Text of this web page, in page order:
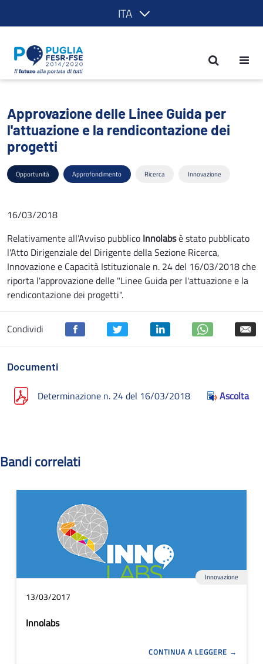
ITA
Approvazione delle Linee Guida per
Approvazione delle Linee Guida per
l'attuazione e la rendicontazione dei
progetti
Opportunità Approfondimento Ricerca Innovazione
16/03/2018
Relativamente all’Avviso pubblico Innolabsè stato pubblicato
l'Atto Dirigenziale del Dirigente della Sezione Ricerca,
Innovazione e Capacità Istituzionale n. 24 del 16/03/2018 che
riporta l'approvazione delle "Linee Guida per l'attuazione e la
rendicontazione dei progetti".
Condividi
Documenti
Determinazione n. 24 del 16/03/2018 Ascolta
Bandi correlati
Innovazione
13/03/2017
Innolabs
CONTINUA A LEGGERE